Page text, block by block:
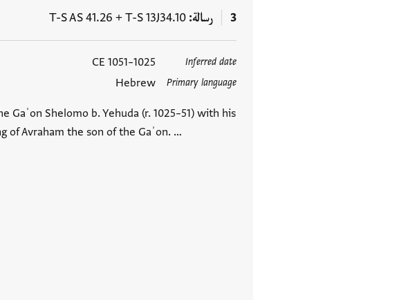
3 رسالة T-S 13J34.10
+
T-S AS 41.26
Inferred date
1025–1051 CE
Primary language
Hebrew
Gaʾon Shelomo b. Yehuda (r. 1025–51) with his
of Avraham the son of the Gaʾon. …
العلامات